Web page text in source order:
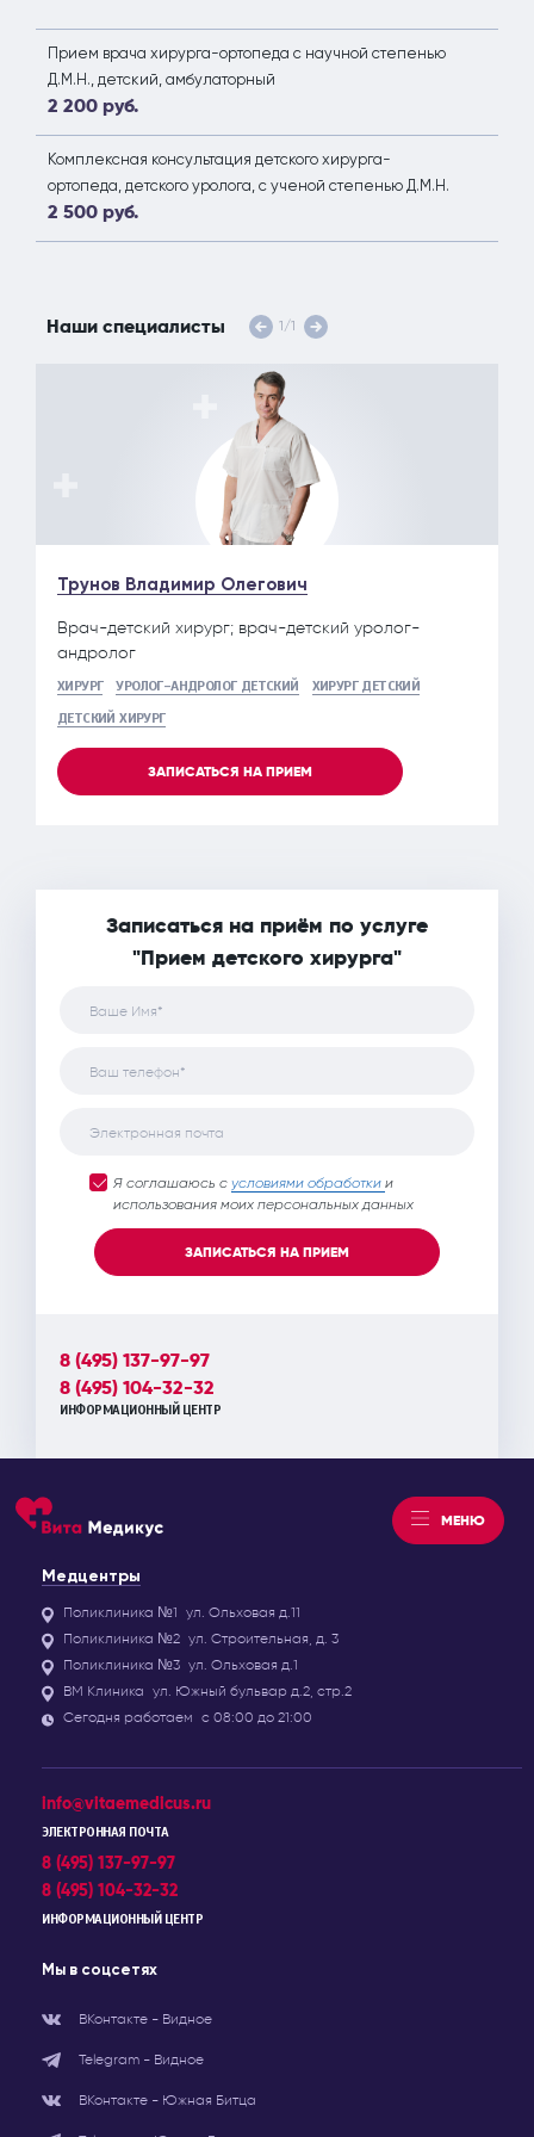
Прием врача хирурга-ортопеда с научной степенью
Д.М.Н., детский, амбулаторный
2 200 руб.
Комплексная консультация детского хирурга-
ортопеда, детского уролога, с ученой степенью Д.М.Н.
2 500 руб.
Наши специалисты 1 /1
Трунов Владимир Олегович
Врач-детский хирург; врач-детский уролог-
андролог
ХИРУРГ УРОЛОГ-АНДРОЛОГ ДЕТСКИЙ
ХИРУРГ ДЕТСКИЙ
ДЕТСКИЙ ХИРУРГ
ЗАПИСАТЬСЯ НА ПРИЕМ
Записаться на приём по услуге
"Прием детского хирурга"
Ваше Имя*
Ваш телефон*
Электронная почта
Я соглашаюсь с условиями обработки и
использования моих персональных данных
ЗАПИСАТЬСЯ НА ПРИЕМ
8 (495) 137-97-97
8 (495) 104-32-32
ИНФОРМАЦИОННЫЙ ЦЕНТР
МЕНЮ
Медцентры
Поликлиника №1 ул. Ольховая д.11
Поликлиника №2 ул. Строительная, д. 3
Поликлиника №3 ул. Ольховая д.1
ВМ Клиника ул. Южный бульвар д.2, стр.2
Сегодня работаем с 08:00 до 21:00
info@vitaemedicus.ru
ЭЛЕКТРОННАЯ ПОЧТА
8 (495) 137-97-97
8 (495) 104-32-32
ИНФОРМАЦИОННЫЙ ЦЕНТР
Мы в соцсетях
ВКонтакте - Видное
Telegram - Видное
ВКонтакте - Южная Битца